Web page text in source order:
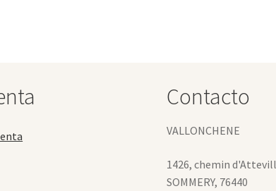
Contacto
VALLONCHENE
1426, chemin
SOMMERY, 76440